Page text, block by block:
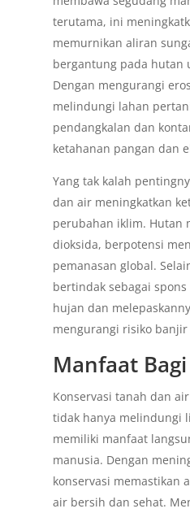
terutama, ini
memurnikan aliran
bergantung pada hutan
Dengan mengurangi
melindungi lahan
pendangkalan dan
ketahanan pangan dan
Yang tak kalah
dan air meningkatkan
perubahan iklim. Hutan
dioksida, berpotensi
pemanasan global.
bertindak sebagai
hujan dan
mengurangi risiko
Manfaat
Konservasi tanah dan
tidak hanya melindungi
memiliki manfaat
manusia. Dengan
konservasi memastikan
air bersih dan sehat.